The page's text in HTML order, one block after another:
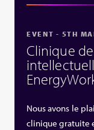
EVENT - 5TH
Clinique
Nous avons le
clinique gratuite